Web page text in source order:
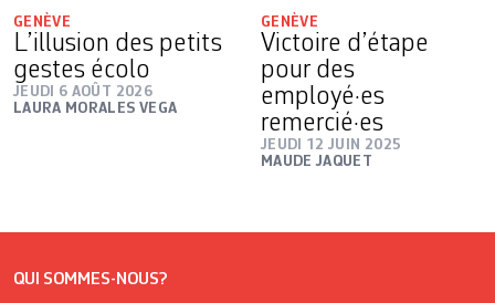
GENÈVE
L’illusion des petits
gestes écolo
JEUDI 6 AOÛT 2026
LAURA MORALES VEGA
GENÈVE
Victoire d’étape
pour des
employé·es
remercié·es
JEUDI 12 JUIN 2025
MAUDE JAQUET
QUI SOMMES-NOUS?